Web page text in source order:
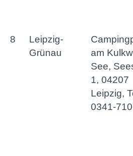
8
Leipzig-
Grünau
am
See,
1, 04207
Leipzig,
0341-